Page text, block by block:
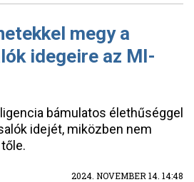
megy a
idegeire az MI-
bámulatos élethűséggel
idejét, miközben nem
2024. NOVEMBER 14. 14:48